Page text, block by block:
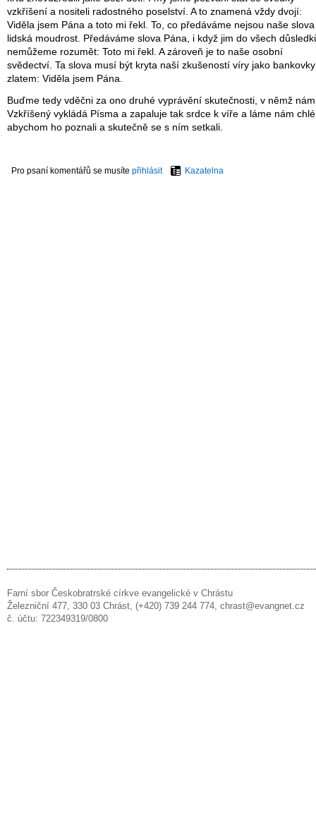
vzkříšení a nositeli radostného poselství. A to znamená vždy dvojí:
Viděla jsem Pána a toto mi řekl. To, co předáváme nejsou naše
lidská moudrost. Předáváme slova Pána, i když jim do všech
nemůžeme rozumět: Toto mi řekl. A zároveň je to naše osobní
svědectví. Ta slova musí být kryta naší zkušeností víry jako bankovky
zlatem: Viděla jsem Pána.
Buďme tedy vděčni za ono druhé vyprávění skutečnosti, v němž nám
Vzkříšený vykládá Písma a zapaluje tak srdce k víře a láme nám
abychom ho poznali a skutečně se s ním setkali.
Pro psaní komentářů se musíte přihlásit Kazatelna
Farní sbor Českobratrské církve evangelické v Chrástu
Železniční 477, 330 03 Chrást, (+420) 739 244 774, chrast@evangnet.cz
č. účtu: 722349319/0800